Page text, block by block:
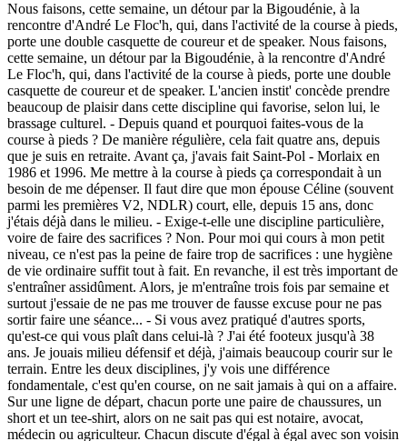
Nous faisons, cette semaine, un détour par la Bigoudénie, à la
rencontre d'André Le Floc'h, qui, dans l'activité de la course à pieds,
porte une double casquette de coureur et de speaker. Nous faisons,
cette semaine, un détour par la Bigoudénie, à la rencontre d'André
Le Floc'h, qui, dans l'activité de la course à pieds, porte une double
casquette de coureur et de speaker. L'ancien instit' concède prendre
beaucoup de plaisir dans cette discipline qui favorise, selon lui, le
brassage culturel. - Depuis quand et pourquoi faites-vous de la
course à pieds ? De manière régulière, cela fait quatre ans, depuis
que je suis en retraite. Avant ça, j'avais fait Saint-Pol - Morlaix en
1986 et 1996. Me mettre à la course à pieds ça correspondait à un
besoin de me dépenser. Il faut dire que mon épouse Céline (souvent
parmi les premières V2, NDLR) court, elle, depuis 15 ans, donc
j'étais déjà dans le milieu. - Exige-t-elle une discipline particulière,
voire de faire des sacrifices ? Non. Pour moi qui cours à mon petit
niveau, ce n'est pas la peine de faire trop de sacrifices : une hygiène
de vie ordinaire suffit tout à fait. En revanche, il est très important de
s'entraîner assidûment. Alors, je m'entraîne trois fois par semaine et
surtout j'essaie de ne pas me trouver de fausse excuse pour ne pas
sortir faire une séance... - Si vous avez pratiqué d'autres sports,
qu'est-ce qui vous plaît dans celui-là ? J'ai été footeux jusqu'à 38
ans. Je jouais milieu défensif et déjà, j'aimais beaucoup courir sur le
terrain. Entre les deux disciplines, j'y vois une différence
fondamentale, c'est qu'en course, on ne sait jamais à qui on a affaire.
Sur une ligne de départ, chacun porte une paire de chaussures, un
short et un tee-shirt, alors on ne sait pas qui est notaire, avocat,
médecin ou agriculteur. Chacun discute d'égal à égal avec son voisin